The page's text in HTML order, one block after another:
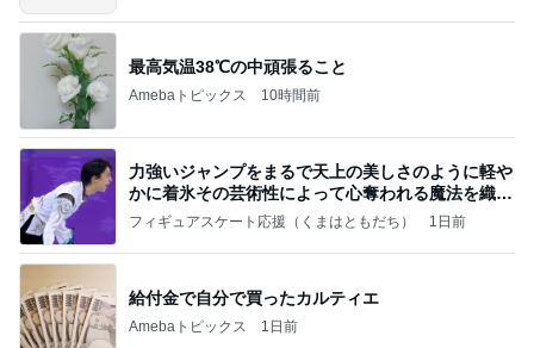
最高気温38℃の中頑張ること
Amebaトピックス 10時間前
力強いジャンプをまるで天上の美しさのように軽や
かに着氷その芸術性によって心奪われる魔法を織り
なす
フィギュアスケート応援（くまはともだち） 1日前
給付金で自分で買ったカルティエ
Amebaトピックス 1日前